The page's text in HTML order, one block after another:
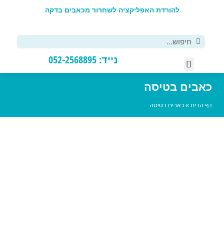
להורדת האפליקציה לשחרור מכאבים בדקה
נייד: 052-2568895
בטיסה
» כאבים בטיסה